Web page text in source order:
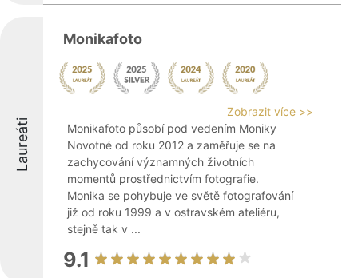
Laureáti
Monikafoto
Zobrazit více >>
Monikafoto působí pod vedením Moniky
Novotné od roku 2012 a zaměřuje se na
zachycování významných životních
momentů prostřednictvím fotografie.
Monika se pohybuje ve světě fotografování
již od roku 1999 a v ostravském ateliéru,
stejně tak v ...
9.1